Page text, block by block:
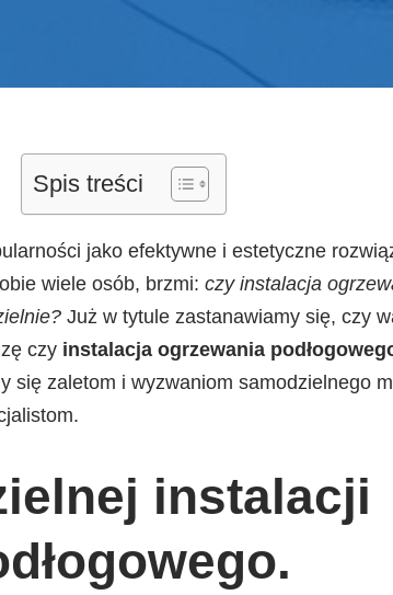
Spis treści
jako efektywne i estetyczne
wiele osób, brzmi:czy instalacja
Już w tytule zastanawiamy się, czy
czy instalacja ogrzewania
się zaletom i wyzwaniom samodzielnego
instalacji
.